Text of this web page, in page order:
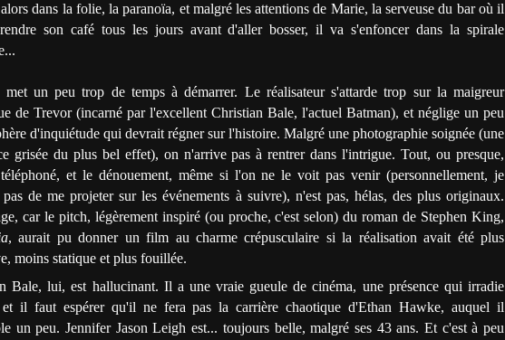
dans la folie, la paranoïa, et malgré les attentions de Marie, la serveuse du bar où il
son café tous les jours avant d'aller bosser, il va s'enfoncer dans la spirale
un peu trop de temps à démarrer. Le réalisateur s'attarde trop sur la maigreur
de Trevor (incarné par l'excellent Christian Bale, l'actuel Batman), et néglige un peu
d'inquiétude qui devrait régner sur l'histoire. Malgré une photographie soignée (une
grisée du plus bel effet), on n'arrive pas à rentrer dans l'intrigue. Tout, ou presque,
et le dénouement, même si l'on ne le voit pas venir (personnellement, je
pas de me projeter sur les événements à suivre), n'est pas, hélas, des plus originaux.
car le pitch, légèrement inspiré (ou proche, c'est selon) du roman de Stephen King,
, aurait pu donner un film au charme crépusculaire si la réalisation avait été plus
moins statique et plus fouillée.
Bale, lui, est hallucinant. Il a une vraie gueule de cinéma, une présence qui irradie
et il faut espérer qu'il ne fera pas la carrière chaotique d'Ethan Hawke, auquel il
un peu. Jennifer Jason Leigh est... toujours belle, malgré ses 43 ans. Et c'est à peu